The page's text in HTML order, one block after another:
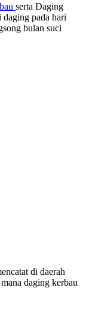
serta Daging
daging pada hari
bulan suci
di daerah
daging kerbau